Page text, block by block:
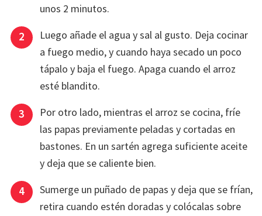
unos 2 minutos.
Luego añade el agua y sal al gusto. Deja cocinar
a fuego medio, y cuando haya secado un poco
tápalo y baja el fuego. Apaga cuando el arroz
esté blandito.
Por otro lado, mientras el arroz se cocina, fríe
las papas previamente peladas y cortadas en
bastones. En un sartén agrega suficiente aceite
y deja que se caliente bien.
Sumerge un puñado de papas y deja que se frían,
retira cuando estén doradas y colócalas sobre